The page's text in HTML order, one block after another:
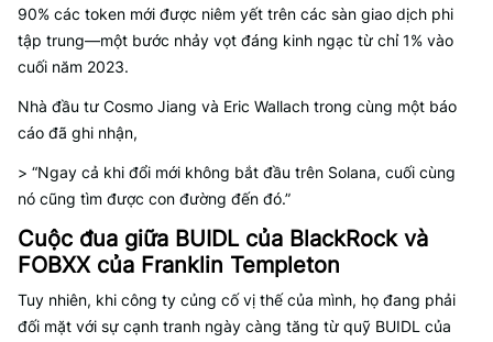
90% các token mới được niêm yết trên các sàn giao dịch phi
tập trung—một bước nhảy vọt đáng kinh ngạc từ chỉ 1% vào
cuối năm 2023.
Nhà đầu tư Cosmo Jiang và Eric Wallach trong cùng một báo
cáo đã ghi nhận,
> “Ngay cả khi đổi mới không bắt đầu trên Solana, cuối cùng
nó cũng tìm được con đường đến đó.”
Cuộc đua giữa BUIDL của BlackRock và
FOBXX của Franklin Templeton
Tuy nhiên, khi công ty củng cố vị thế của mình, họ đang phải
đối mặt với sự cạnh tranh ngày càng tăng từ quỹ BUIDL của